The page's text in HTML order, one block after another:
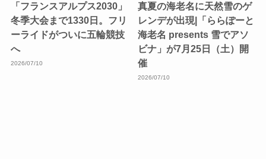
「フランスアルプス2030」
冬季大会まで1330日。フリ
ーライドがついに五輪競技
へ
2026/07/10
真夏の海老名に天然雪のゲ
レンデが出現|「ららぽーと
海老名 presents 雪でアソ
ビナ」が7月25日（土）開
催
2026/07/10